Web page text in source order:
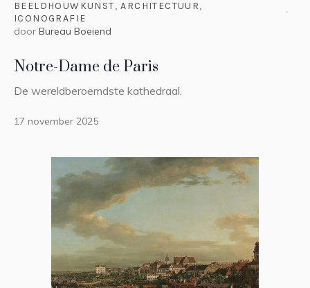
BEELDHOUWKUNST,ARCHITECTUUR,
ICONOGRAFIE
door Bureau Boeiend
Notre-Dame de Paris
De wereldberoemdste kathedraal.
17 november 2025